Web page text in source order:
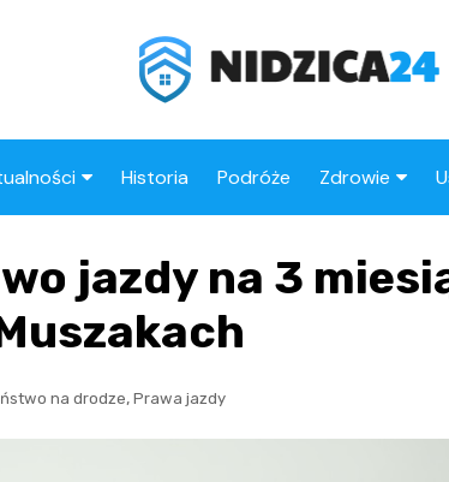
Historia Podróże Zdrowie
jazdy na 3
na drodze, Prawa jazdy